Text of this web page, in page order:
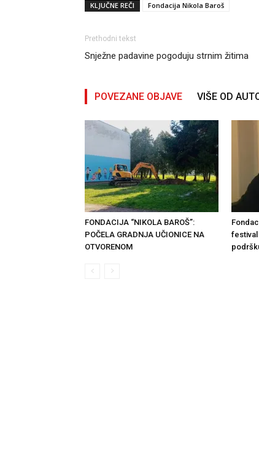
KLJUČNE REČI Fondacija Nikola Baroš
Prethodni tekst
Snježne padavine pogoduju strnim žitima
POVEZANE OBJAVE VIŠE OD
FONDACIJA “NIKOLA BAROŠ”:
POČELA GRADNJA UČIONICE NA
OTVORENOM
festival